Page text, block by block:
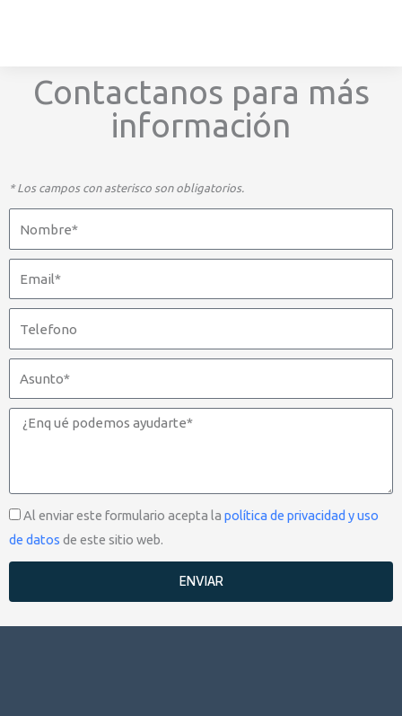
Contactanos para más
información
* Los campos con asterisco son obligatorios.
Mensaje
Aceptación
Al enviar este formulario acepta la política de privacidad y uso
de datos de este sitio web.
ENVIAR